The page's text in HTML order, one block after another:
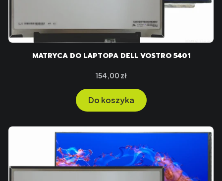
MATRYCA DO LAPTOPA DELL VOSTRO 5401
Cena
154,00 zł
Do koszyka